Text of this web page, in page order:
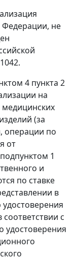
Федерации, не
4 пункта 2
на
(за
операции по
от
1
и
по ставке
в
с
удостоверения